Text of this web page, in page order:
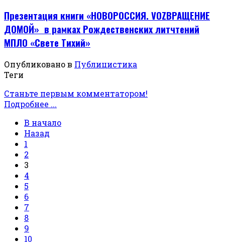
Презентация книги «НОВОРОССИЯ. VOZВРАЩЕНИЕ
ДОМОЙ» в рамках Рождественских литчтений
МПЛО «Свете Тихий»
Опубликовано в Публицистика
Теги
Станьте первым комментатором!
Подробнее ...
В начало
Назад
1
2
3
4
5
6
7
8
9
10